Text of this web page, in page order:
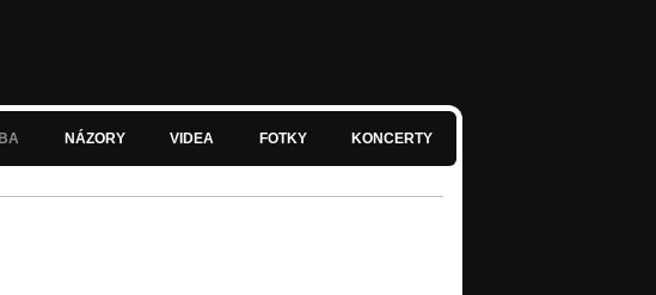
NÁZORY VIDEA FOTKY KONCERTY